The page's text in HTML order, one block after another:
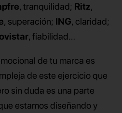
, tranquilidad; Ritz,
, superación; ING, claridad;
, fiabilidad…
de tu marca es
de este ejercicio que
sin duda es una parte
estamos diseñando y